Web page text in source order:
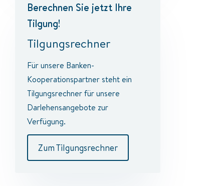
Berechnen Sie jetzt Ihre
Tilgung!
Tilgungsrechner
Für unsere Banken-
Kooperationspartner steht ein
Tilgungsrechner für unsere
Darlehensangebote zur
Verfügung.
Zum Tilgungsrechner